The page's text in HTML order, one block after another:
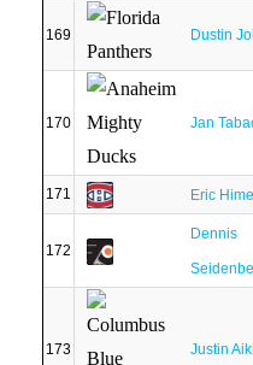
169 Dustin
170 Jan
171 Eric
172
Dennis
173 Justin